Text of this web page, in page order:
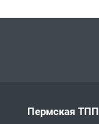
Пермская ТПП